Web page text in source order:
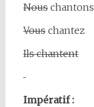
Nouschantons
Vouschantez
Ils chantent
Impératif :